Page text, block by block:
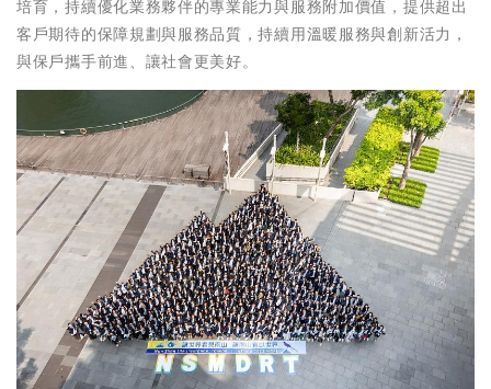
培育，持續優化業務夥伴的專業能力與服務附加價值，提供超出
客戶期待的保障規劃與服務品質，持續用溫暖服務與創新活力，
與保戶攜手前進、讓社會更美好。